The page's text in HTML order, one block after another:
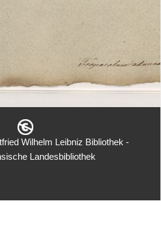
Wilhelm Leibniz Bibliothek -
Landesbibliothek